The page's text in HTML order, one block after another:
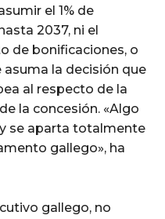
el 1% de
2037, ni el
de bonificaciones, o
asuma la decisión que
al respecto de la
la concesión. «Algo
se aparta totalmente
gallego», ha
gallego, no